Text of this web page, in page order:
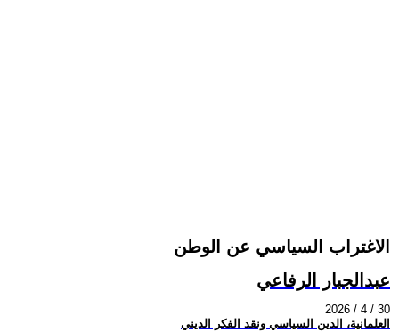
الاغتراب السياسي عن الوطن
عبدالجبار الرفاعي
2026 / 4 / 30
العلمانية، الدين السياسي ونقد الفكر الديني